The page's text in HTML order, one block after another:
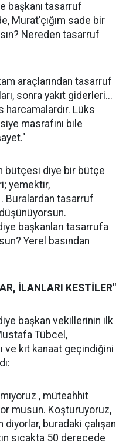
başkanı tasarruf
Murat'çığım sade bir
Nereden tasarruf
araçlarından tasarruf
sonra yakıt giderleri...
harcamalardır. Lüks
masrafını bile
bütçesi diye bir bütçe
yemektir,
. Buralardan tasarruf
başkanları tasarrufa
Yerel basından
İLANLARI KESTİLER"
başkan vekillerinin ilk
Tübcel,
ve kıt kanaat geçindiğini
, müteahhit
musun. Koşturuyoruz,
diyorlar, buradaki çalışan
sıcakta 50 derecede